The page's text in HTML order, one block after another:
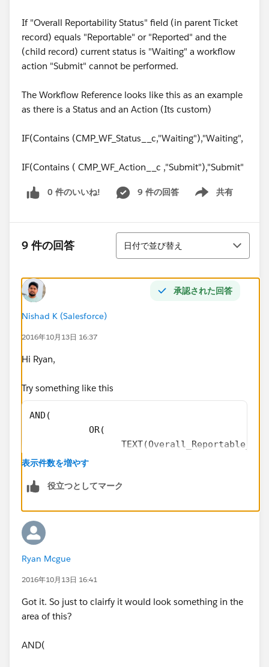
If "Overall Reportability Status" field (in parent Ticket
record) equals "Reportable" or "Reported" and the
(child record) current status is "Waiting" a workflow
action "Submit" cannot be performed.
The Workflow Reference looks like this as an example
as there is a Status and an Action (Its custom)
IF(Contains (CMP_WF_Status__c,"Waiting"),"Waiting",
IF(Contains ( CMP_WF_Action__c ,"Submit"),"Submit"
0 件のいいね! 9 件の回答 共有
Show menu
9 件の回答
並び替え
日付で並び替え
承認された回答
Nishad K (Salesforce)
2016年10月13日 16:37
Hi Ryan,
Try something like this
AND(
           OR(
表示件数を増やす
役立つとしてマーク
Ryan Mcgue
2016年10月13日 16:41
Got it. So just to clairfy it would look something in the
area of this?
AND(